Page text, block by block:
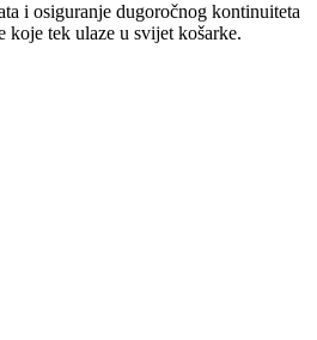
i osiguranje dugoročnog kontinuiteta
tek ulaze u svijet košarke.